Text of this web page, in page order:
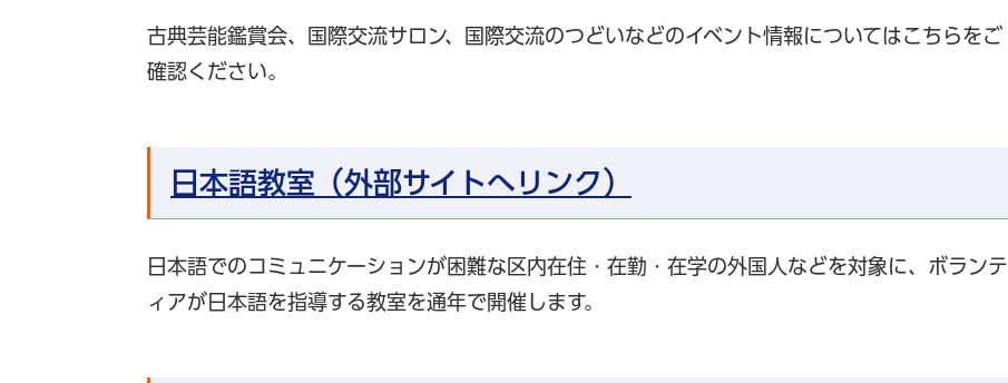
古典芸能鑑賞会、国際交流サロン、国際交流のつどいなどのイベント情報についてはこちらをご
確認ください。
日本語教室（外部サイトへリンク）
日本語でのコミュニケーションが困難な区内在住・在勤・在学の外国人などを対象に、ボランテ
ィアが日本語を指導する教室を通年で開催します。